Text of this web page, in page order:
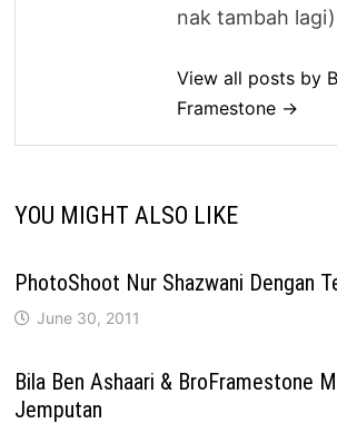
nak tambah lagi)
View all posts by
Framestone →
YOU MIGHT ALSO LIKE
PhotoShoot Nur Shazwani Dengan
June 30, 2011
Bila Ben Ashaari & BroFramestone
Jemputan